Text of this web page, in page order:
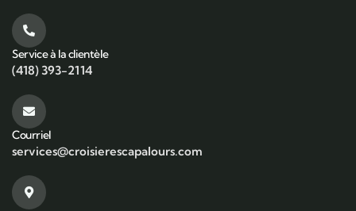
Service à la clientèle
(418) 393-2114
Courriel
services@croisierescapalours.com